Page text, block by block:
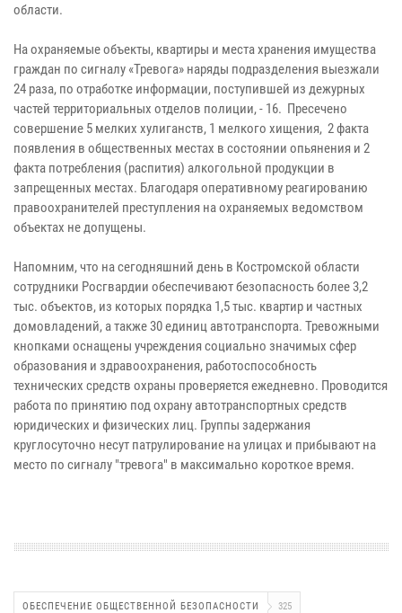
области.
На охраняемые объекты, квартиры и места хранения имущества
граждан по сигналу «Тревога» наряды подразделения выезжали
24 раза, по отработке информации, поступившей из дежурных
частей территориальных отделов полиции, - 16. Пресечено
совершение 5 мелких хулиганств, 1 мелкого хищения, 2 факта
появления в общественных местах в состоянии опьянения и 2
факта потребления (распития) алкогольной продукции в
запрещенных местах. Благодаря оперативному реагированию
правоохранителей преступления на охраняемых ведомством
объектах не допущены.
Напомним, что на сегодняшний день в Костромской области
сотрудники Росгвардии обеспечивают безопасность более 3,2
тыс. объектов, из которых порядка 1,5 тыс. квартир и частных
домовладений, а также 30 единиц автотранспорта. Тревожными
кнопками оснащены учреждения социально значимых сфер
образования и здравоохранения, работоспособность
технических средств охраны проверяется ежедневно. Проводится
работа по принятию под охрану автотранспортных средств
юридических и физических лиц. Группы задержания
круглосуточно несут патрулирование на улицах и прибывают на
место по сигналу "тревога" в максимально короткое время.
ОБЕСПЕЧЕНИЕ ОБЩЕСТВЕННОЙ БЕЗОПАСНОСТИ 325